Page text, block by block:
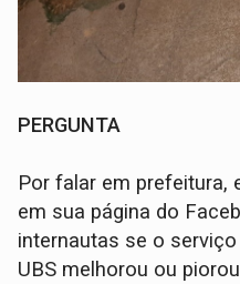
PERGUNTA
Por falar em prefeitura,
em sua página do
internautas se o
UBS melhorou ou